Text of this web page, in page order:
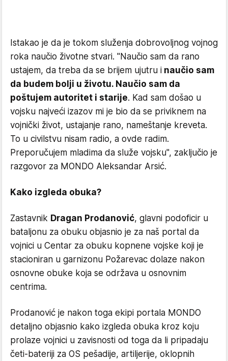
Istakao je da je tokom služenja dobrovoljnog vojnog
roka naučio životne stvari. "Naučio sam da rano
ustajem, da treba da se brijem ujutru i naučio sam
da budem bolji u životu. Naučio sam da
poštujem autoritet i starije. Kad sam došao u
vojsku najveći izazov mi je bio da se priviknem na
vojnički život, ustajanje rano, nameštanje kreveta.
To u civilstvu nisam radio, a ovde radim.
Preporučujem mladima da služe vojsku", zaključio je
razgovor za MONDO Aleksandar Arsić.
Kako izgleda obuka?
Zastavnik Dragan Prodanović, glavni podoficir u
bataljonu za obuku objasnio je za naš portal da
vojnici u Centar za obuku kopnene vojske koji je
stacioniran u garnizonu Požarevac dolaze nakon
osnovne obuke koja se održava u osnovnim
centrima.
Prodanović je nakon toga ekipi portala MONDO
detaljno objasnio kako izgleda obuka kroz koju
prolaze vojnici u zavisnosti od toga da li pripadaju
četi-bateriji za OS pešadije, artiljerije, oklopnih